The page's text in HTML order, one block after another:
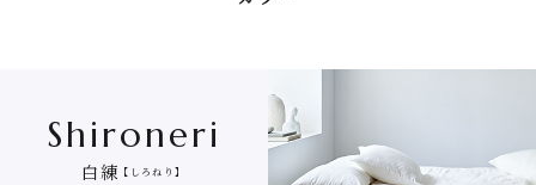
Shironeri
白練 【しろねり】